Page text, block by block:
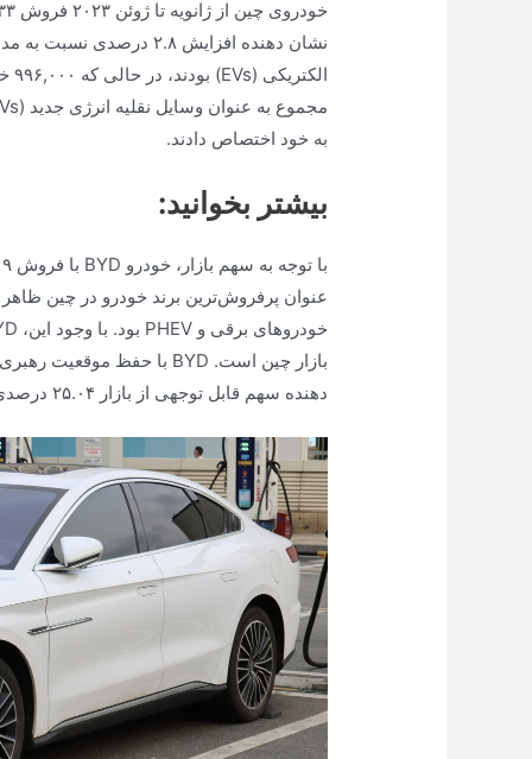
به خود اختصاص دادند.
بیشتر بخوانید:
دهنده سهم قابل توجهی از بازار ۲۵.۰۴ درصدی است.